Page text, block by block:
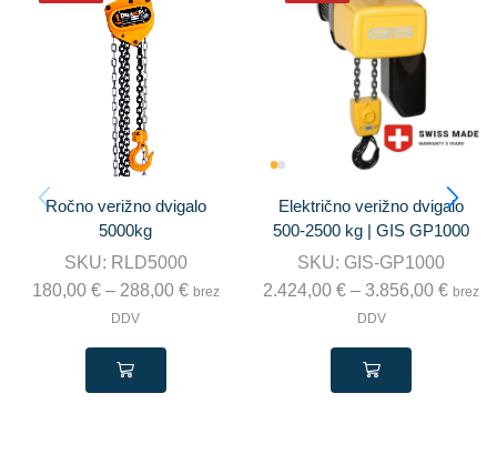
Ročno verižno dvigalo
5000kg
SKU: RLD5000
180,00 € – 288,00 € brez
DDV
Električno verižno dvigalo
500-2500 kg | GIS GP1000
SKU: GIS-GP1000
2.424,00€ – 3.856,00€ brez
DDV